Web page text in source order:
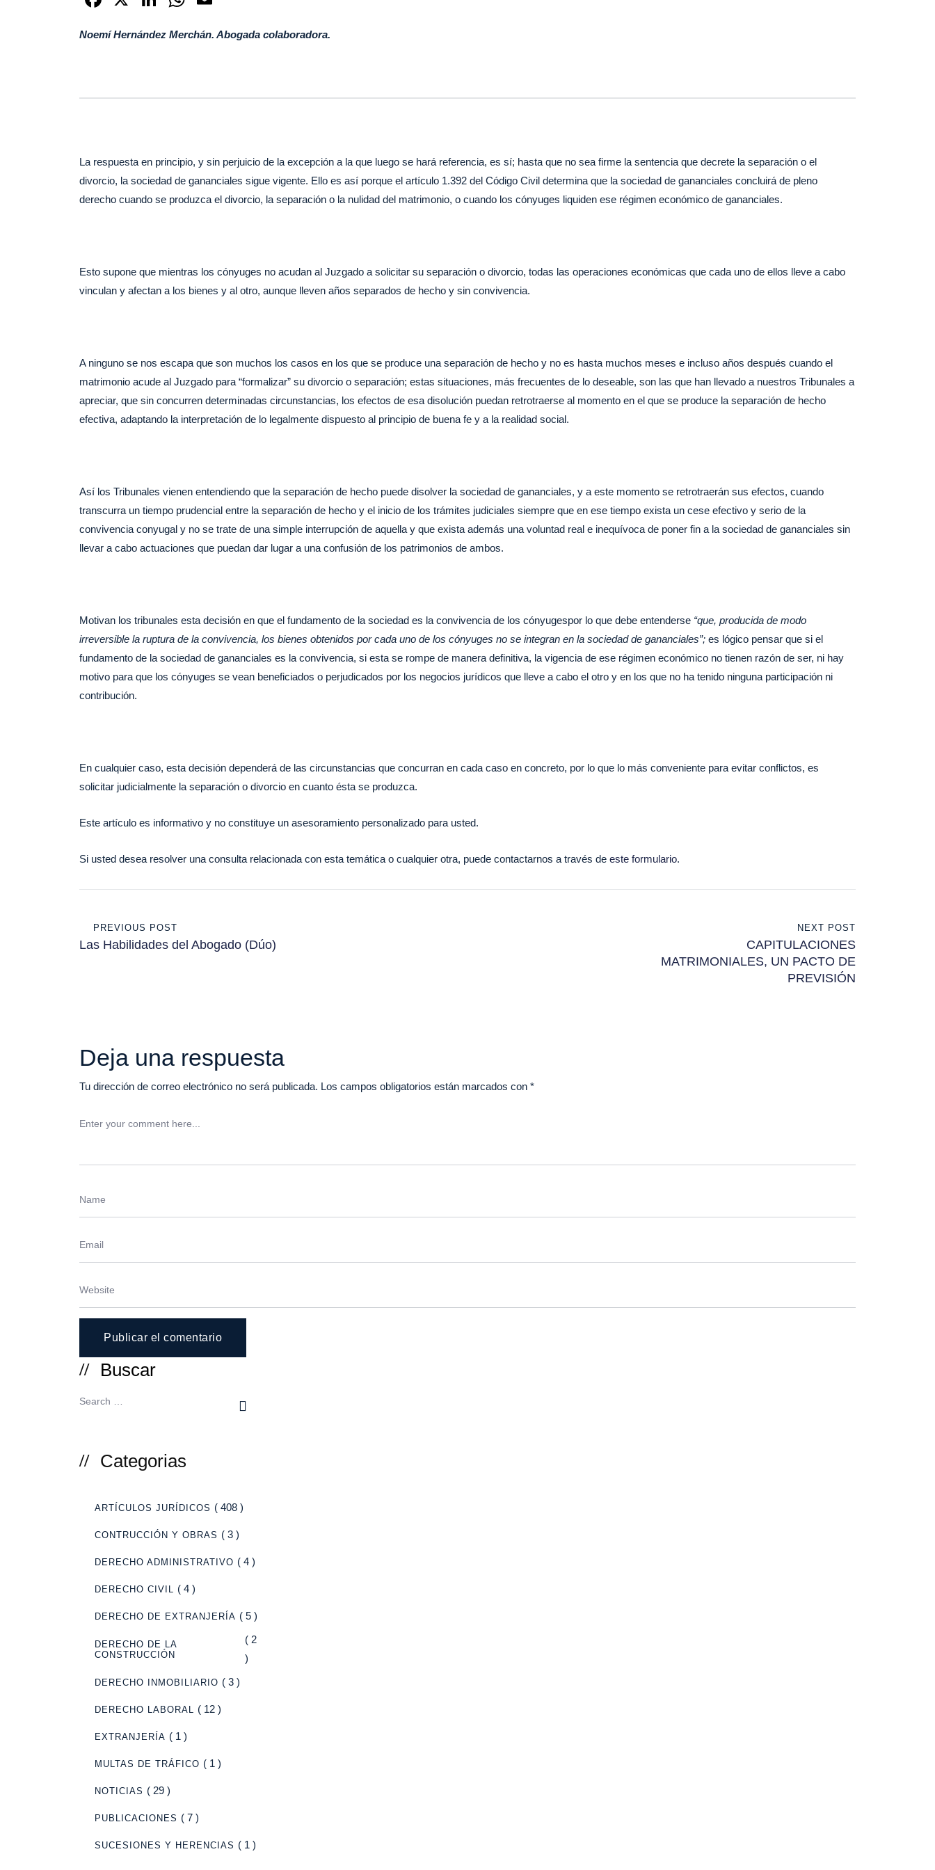
c
k
k
at ail
Noemí Hernández Merchán. Abogada colaboradora.
La respuesta en principio, y sin perjuicio de la excepción a la que luego se hará referencia, es sí; hasta que no sea firme la sentencia que decrete la separación o el
divorcio, la sociedad de gananciales sigue vigente. Ello es así porque el artículo 1.392 del Código Civil determina que la sociedad de gananciales concluirá de pleno
derecho cuando se produzca el divorcio, la separación o la nulidad del matrimonio, o cuando los cónyuges liquiden ese régimen económico de gananciales.
Esto supone que mientras los cónyuges no acudan al Juzgado a solicitar su separación o divorcio, todas las operaciones económicas que cada uno de ellos lleve a cabo
vinculan y afectan a los bienes y al otro, aunque lleven años separados de hecho y sin convivencia.
A ninguno se nos escapa que son muchos los casos en los que se produce una separación de hecho y no es hasta muchos meses e incluso años después cuando el
matrimonio acude al Juzgado para “formalizar” su divorcio o separación; estas situaciones, más frecuentes de lo deseable, son las que han llevado a nuestros Tribunales a
apreciar, que sin concurren determinadas circunstancias, los efectos de esa disolución puedan retrotraerse al momento en el que se produce la separación de hecho
efectiva, adaptando la interpretación de lo legalmente dispuesto al principio de buena fe y a la realidad social.
Así los Tribunales vienen entendiendo que la separación de hecho puede disolver la sociedad de gananciales, y a este momento se retrotraerán sus efectos, cuando
transcurra un tiempo prudencial entre la separación de hecho y el inicio de los trámites judiciales siempre que en ese tiempo exista un cese efectivo y serio de la
convivencia conyugal y no se trate de una simple interrupción de aquella y que exista además una voluntad real e inequívoca de poner fin a la sociedad de gananciales sin
llevar a cabo actuaciones que puedan dar lugar a una confusión de los patrimonios de ambos.
Motivan los tribunales esta decisión en que el fundamento de la sociedad es la convivencia de los cónyugespor lo que debe entenderse “que, producida de modo
irreversible la ruptura de la convivencia, los bienes obtenidos por cada uno de los cónyuges no se integran en la sociedad de gananciales”; es lógico pensar que si el
fundamento de la sociedad de gananciales es la convivencia, si esta se rompe de manera definitiva, la vigencia de ese régimen económico no tienen razón de ser, ni hay
motivo para que los cónyuges se vean beneficiados o perjudicados por los negocios jurídicos que lleve a cabo el otro y en los que no ha tenido ninguna participación ni
contribución.
En cualquier caso, esta decisión dependerá de las circunstancias que concurran en cada caso en concreto, por lo que lo más conveniente para evitar conflictos, es
solicitar judicialmente la separación o divorcio en cuanto ésta se produzca.
Este artículo es informativo y no constituye un asesoramiento personalizado para usted.
Si usted desea resolver una consulta relacionada con esta temática o cualquier otra, puede contactarnos a través de este formulario.
dePREVIOUS POST
Las Habilidades del Abogado (Dúo)
NEXT POST
CAPITULACIONES
MATRIMONIALES, UN PACTO DE
PREVISIÓN
Deja una respuesta
Tu dirección de correo electrónico no será publicada. Los campos obligatorios están marcados con *
Buscar
Categorias
ARTÍCULOS JURÍDICOS ( 408 )
CONTRUCCIÓN Y OBRAS ( 3 )
DERECHO ADMINISTRATIVO ( 4 )
DERECHO CIVIL ( 4 )
DERECHO DE EXTRANJERÍA ( 5 )
DERECHO DE LA
CONSTRUCCIÓN
( 2
)
DERECHO INMOBILIARIO ( 3 )
DERECHO LABORAL ( 12 )
EXTRANJERÍA ( 1 )
MULTAS DE TRÁFICO ( 1 )
NOTICIAS ( 29 )
PUBLICACIONES ( 7 )
SUCESIONES Y HERENCIAS ( 1 )